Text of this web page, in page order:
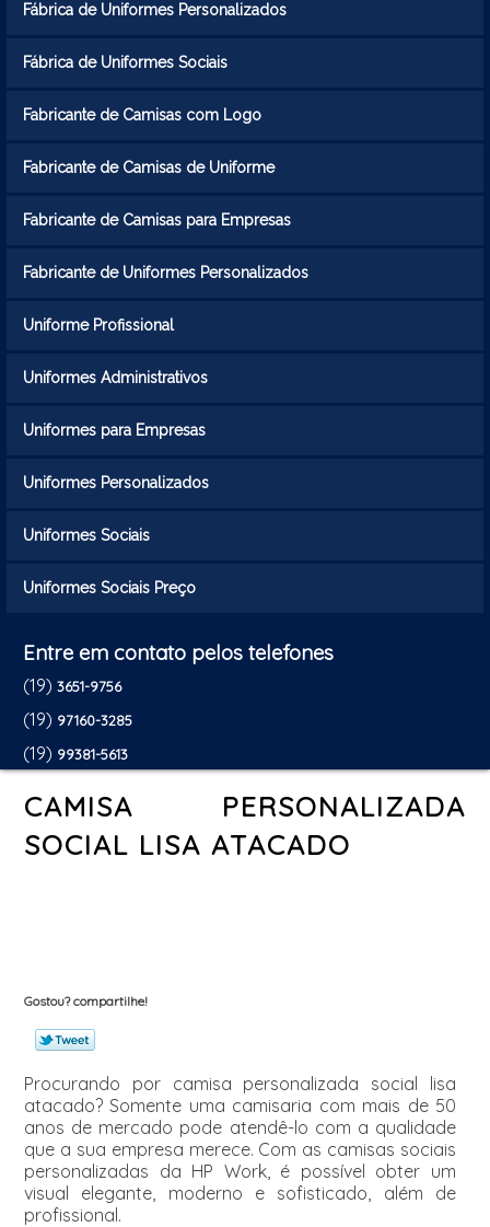
Fábrica de Uniformes Personalizados
Fábrica de Uniformes Sociais
Fabricante de Camisas com Logo
Fabricante de Camisas de Uniforme
Fabricante de Camisas para Empresas
Fabricante de Uniformes Personalizados
Uniforme Profissional
Uniformes Administrativos
Uniformes para Empresas
Uniformes Personalizados
Uniformes Sociais
Uniformes Sociais Preço
Entre em contato pelos telefones
(19) 3651-9756
(19) 97160-3285
(19) 99381-5613
CAMISA PERSONALIZADA
SOCIAL LISA ATACADO
Gostou? compartilhe!
Procurando por camisa personalizada social lisa
atacado? Somente uma camisaria com mais de 50
anos de mercado pode atendê-lo com a qualidade
que a sua empresa merece. Com as camisas sociais
personalizadas da HP Work, é possível obter um
visual elegante, moderno e sofisticado, além de
profissional.